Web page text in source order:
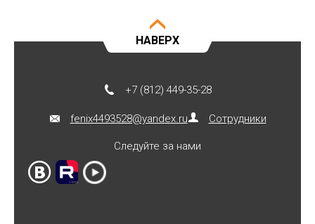
НАВЕРХ
+7 (812) 449-35-28
fenix4493528@yandex.ru Сотрудники
Следуйте за нами